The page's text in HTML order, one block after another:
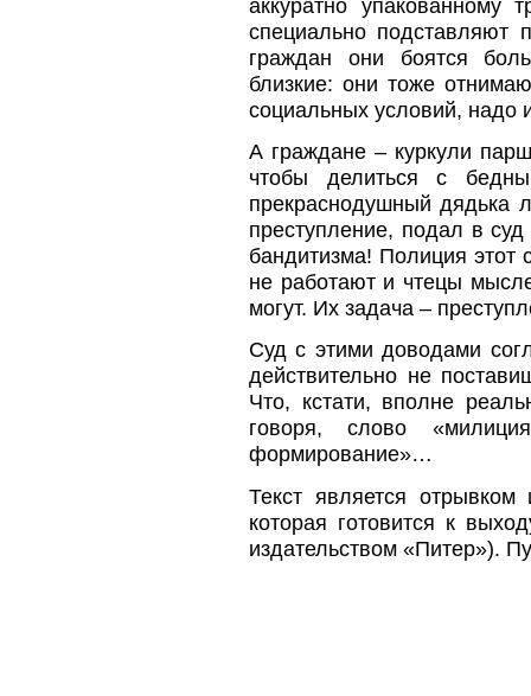
аккуратно
специально подставляют
граждан они боятся
близкие: они тоже
социальных условий, надо
А граждане – куркули
чтобы делиться с
прекраснодушный дядька
преступление, подал в
бандитизма! Полиция этот
не работают и чтецы
могут. Их задача –
Суд с этими доводами
действительно не
Что, кстати, вполне
говоря, слово
формирование»…
Текст является
которая готовится к
издательством «Питер»).